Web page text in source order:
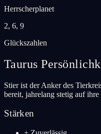
Herrscherplanet
2, 6, 9
Glückszahlen
Taurus
Stier ist der Anker des
bereit, jahrelang stetig auf
Stärken